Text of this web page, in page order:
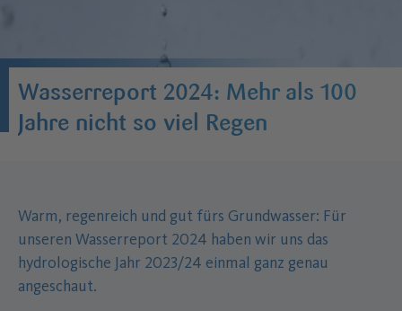
Wasserreport 2024: Mehr als 100
Jahre nicht so viel Regen
Warm, regenreich und gut fürs Grundwasser: Für
unseren Wasserreport 2024 haben wir uns das
hydrologische Jahr 2023/24 einmal ganz genau
angeschaut.